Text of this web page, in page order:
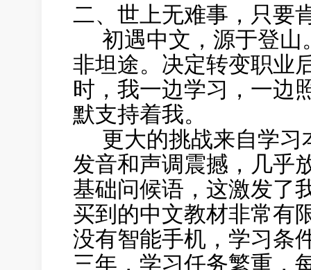
二、世上无难事，只要
初遇中文，源于登山
非坦途。决定转变职业
时，我一边学习，一边
默支持着我。
更大的挑战来自学习
发音和声调震撼，几乎
基础问候语，这激发了
买到的中文教材非常有
没有智能手机，学习条
三年，学习任务繁重，